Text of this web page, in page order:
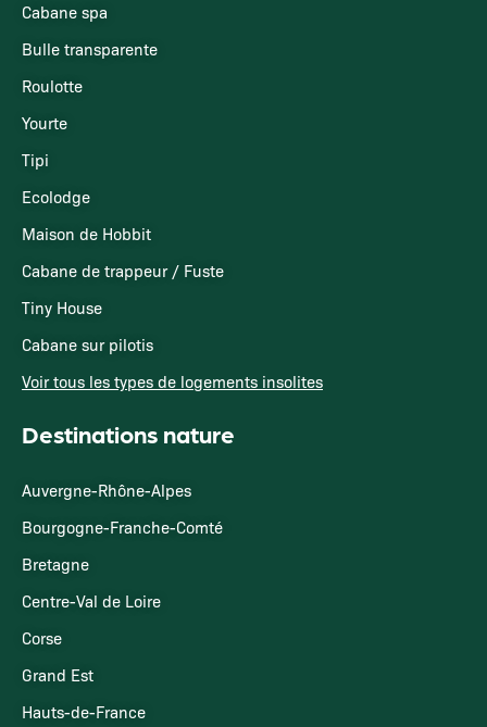
Cabane spa
Bulle transparente
Roulotte
Yourte
Tipi
Ecolodge
Maison de Hobbit
Cabane de trappeur / Fuste
Tiny House
Cabane sur pilotis
Voir tous les types de logements insolites
Destinations nature
Auvergne-Rhône-Alpes
Bourgogne-Franche-Comté
Bretagne
Centre-Val de Loire
Corse
Grand Est
Hauts-de-France